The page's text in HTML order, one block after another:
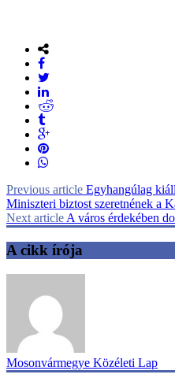
Previous article Egyhangúlag
Miniszteri biztost szeretnének a
Next article A város érdekében
A cikk írója
Mosonvármegye Közéleti Lap